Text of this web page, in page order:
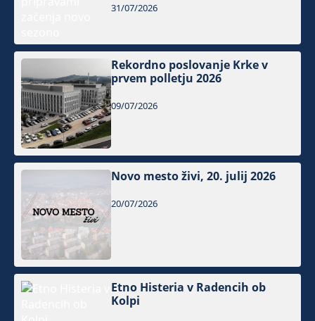
31/07/2026
Rekordno poslovanje Krke v
prvem polletju 2026
09/07/2026
Novo mesto živi, 20. julij 2026
20/07/2026
Etno Histeria v Radencih ob
Kolpi